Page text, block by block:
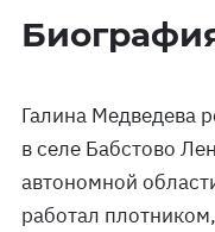
Галина Медведева
в селе Бабстово
автономной
работал